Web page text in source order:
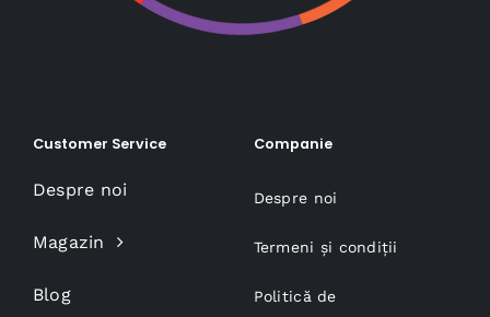
Customer Service
Despre noi
Magazin
Blog
Companie
Despre noi
Termeni și condiții
Politică de